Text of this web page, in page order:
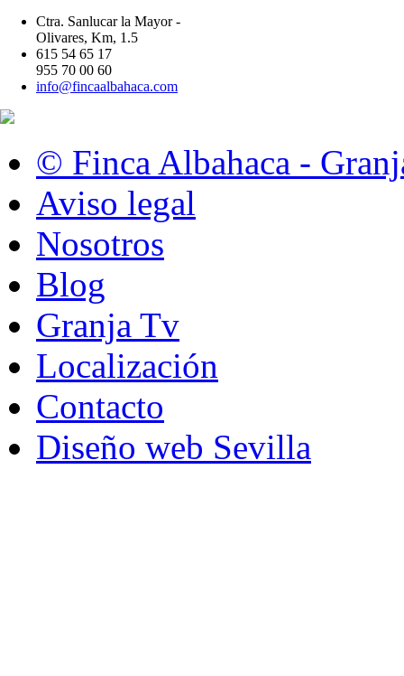
Ctra. Sanlucar la Mayor -
Olivares, Km, 1.5
615 54 65 17
955 70 00 60
info@fincaalbahaca.com
© Finca Albahaca -
Aviso legal
Nosotros
Blog
Granja Tv
Localización
Contacto
Diseño web Sevilla